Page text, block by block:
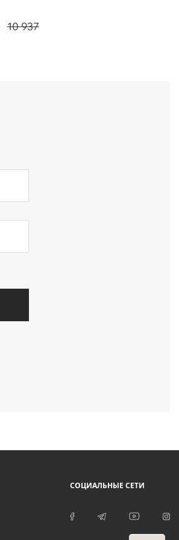
10 937
СОЦИАЛЬНЫЕ СЕТИ